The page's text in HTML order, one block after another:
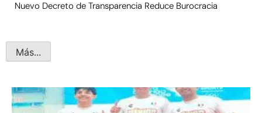
Nuevo Decreto de Transparencia Reduce Burocracia
Más...